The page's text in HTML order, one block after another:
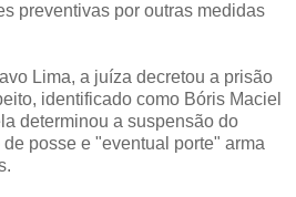
preventivas por outras medidas
Lima, a juíza decretou a prisão
identificado como Bóris Maciel
determinou a suspensão do
posse e "eventual porte" arma